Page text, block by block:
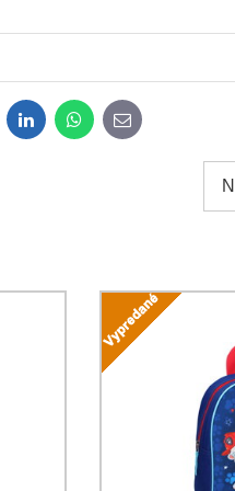
Ochrany osobných údajov
LinkedInWhatsApp
E-
mail